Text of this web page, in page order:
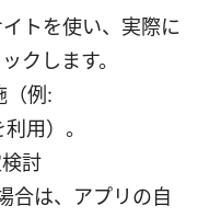
トを使い、実際に
クします。
（例:
用）。
討
合は、アプリの自